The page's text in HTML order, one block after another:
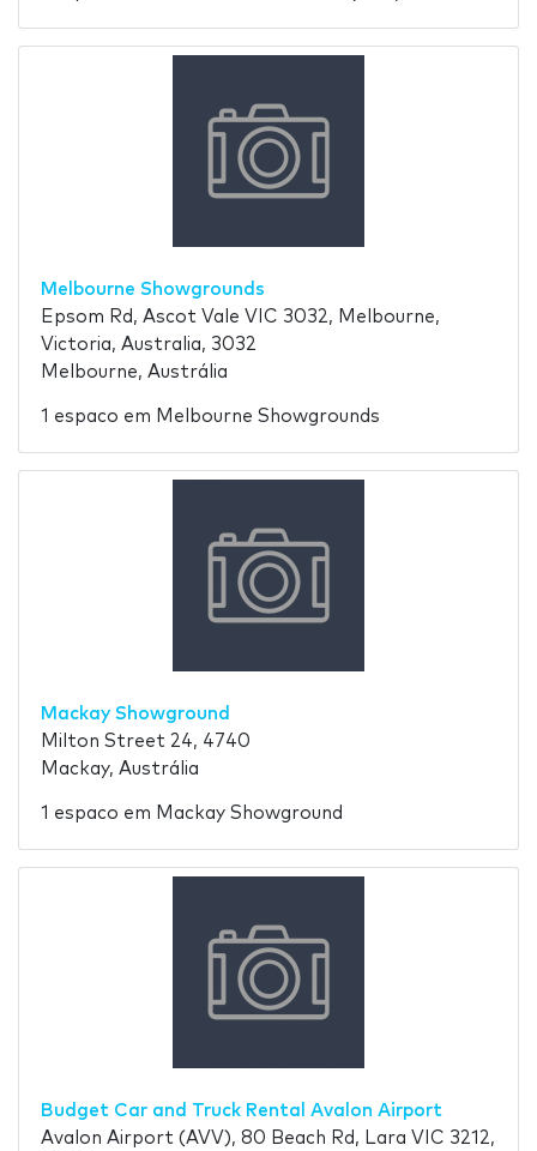
Melbourne Showgrounds
Epsom Rd, Ascot Vale VIC 3032, Melbourne,
Victoria, Australia, 3032
Melbourne, Austrália
1 espaco em Melbourne Showgrounds
Mackay Showground
Milton Street 24, 4740
Mackay, Austrália
1 espaco em Mackay Showground
Budget Car and Truck Rental Avalon Airport
Avalon Airport (AVV), 80 Beach Rd, Lara VIC 3212,